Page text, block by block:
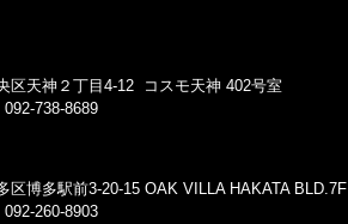
区天神２丁目4-12 コスモ天神 402号室
738-8689
区博多駅前3-20-15 OAK VILLA HAKATA BLD.7F
260-8903